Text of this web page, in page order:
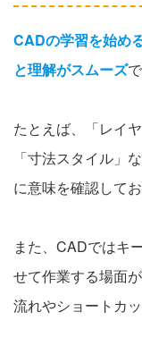
CADの学習を始め
と理解がスムーズ
たとえば、「レイ
「寸法スタイル」
に意味を確認してお
また、CADではキ
せて作業する場面
流れやショートカ